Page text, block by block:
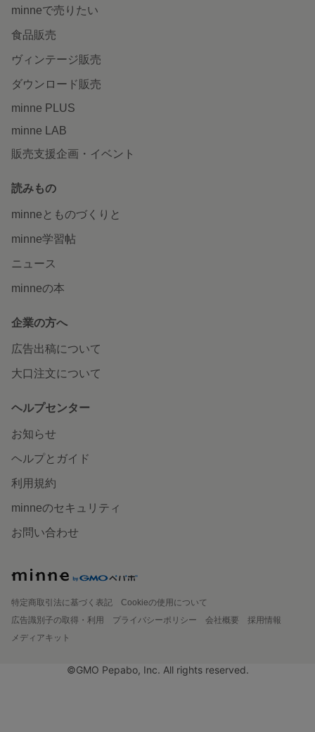
minneで売りたい
食品販売
ヴィンテージ販売
ダウンロード販売
minne PLUS
minne LAB
販売支援企画・イベント
読みもの
minneとものづくりと
minne学習帖
ニュース
minneの本
企業の方へ
広告出稿について
大口注文について
ヘルプセンター
お知らせ
ヘルプとガイド
利用規約
minneのセキュリティ
お問い合わせ
特定商取引法に基づく表記
Cookieの使用について
広告識別子の取得・利用
プライバシーポリシー 会社概要
採用情報
メディアキット
©GMO Pepabo, Inc. All rights reserved.